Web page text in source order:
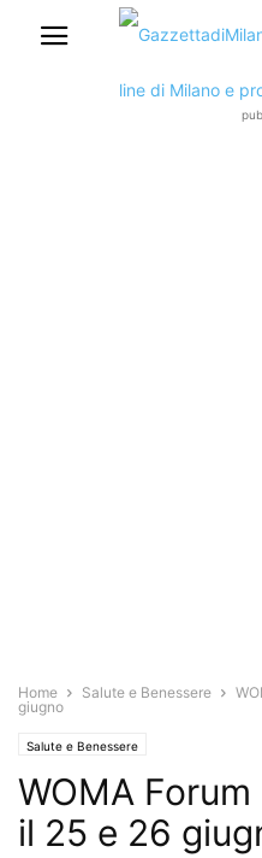
Home Salute e Benessere
giugno
Salute e Benessere
WOMA
il 25 e 26